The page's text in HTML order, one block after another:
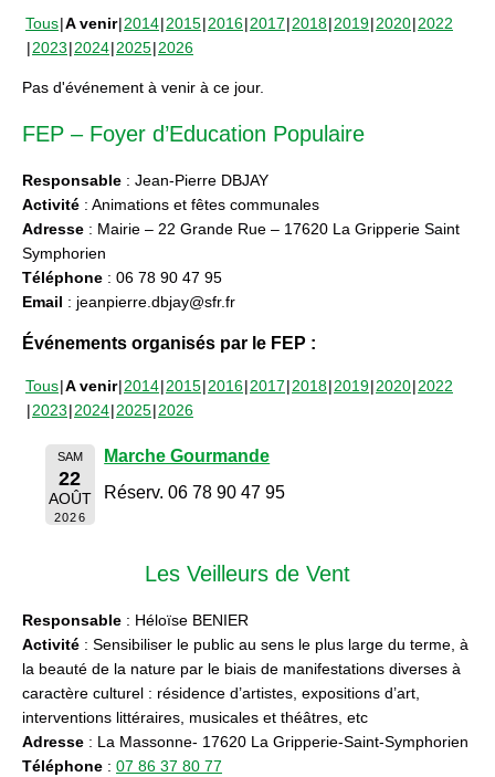
Tous A venir 2014 2015 2016 2017 2018 2019 2020 2022
2023 2024 2025 2026
Pas d'événement à venir à ce jour.
FEP – Foyer d’Education Populaire
Responsable : Jean-Pierre DBJAY
Activité : Animations et fêtes communales
Adresse : Mairie – 22 Grande Rue – 17620 La Gripperie Saint
Symphorien
Téléphone : 06 78 90 47 95
Email : jeanpierre.dbjay@sfr.fr
Événements organisés par le FEP :
Tous A venir 2014 2015 2016 2017 2018 2019 2020 2022
2023 2024 2025 2026
SAM
22
AOÛT
2026
Marche Gourmande
Réserv. 06 78 90 47 95
Les Veilleurs de Vent
Responsable : Héloïse BENIER
Activité : Sensibiliser le public au sens le plus large du terme, à
la beauté de la nature par le biais de manifestations diverses à
caractère culturel : résidence d’artistes, expositions d’art,
interventions littéraires, musicales et théâtres, etc
Adresse : La Massonne- 17620 La Gripperie-Saint-Symphorien
Téléphone : 07 86 37 80 77